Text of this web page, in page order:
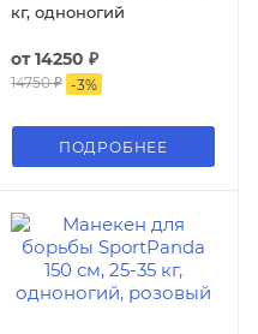
кг, одноногий
от14250 ₽
14750 ₽ -3%
ПОДРОБНЕЕ